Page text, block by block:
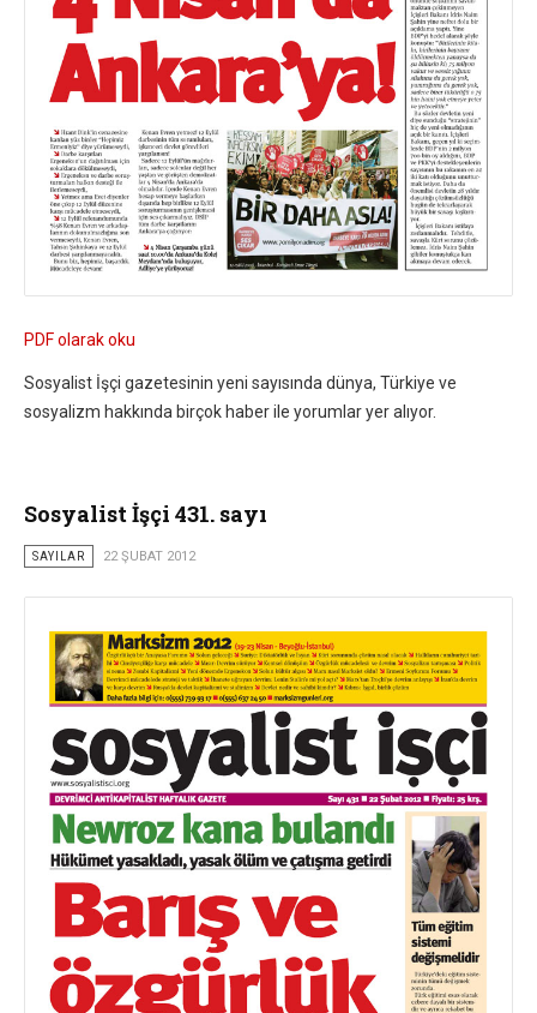
PDF olarak oku
Sosyalist İşçi gazetesinin yeni sayısında dünya, Türkiye ve
sosyalizm hakkında birçok haber ile yorumlar yer alıyor.
Sosyalist İşçi 431. sayı
SAYILAR 22 ŞUBAT 2012